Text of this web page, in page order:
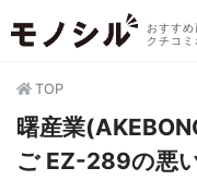
おすす
クチコミ
TOP
曙産業
ご EZ-289の悪